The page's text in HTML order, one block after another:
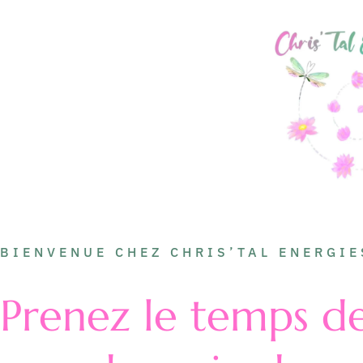
BIENVENUE CHEZ CHRIS’TAL
Prenez le temps